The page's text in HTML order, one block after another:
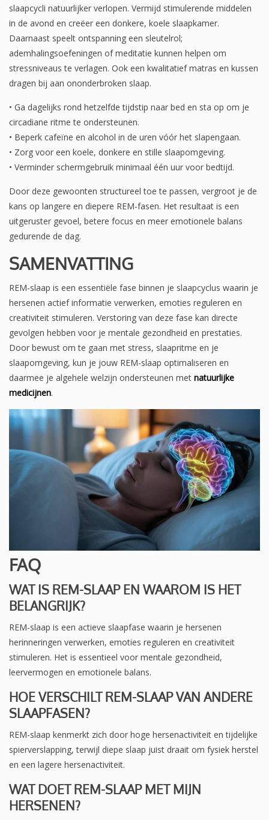
slaapcycli natuurlijker verlopen. Vermijd stimulerende middelen
in de avond en creëer een donkere, koele slaapkamer.
Daarnaast speelt ontspanning een sleutelrol;
ademhalingsoefeningen of meditatie kunnen helpen om
stressniveaus te verlagen. Ook een kwalitatief matras en kussen
dragen bij aan ononderbroken slaap.
• Ga dagelijks rond hetzelfde tijdstip naar bed en sta op om je
circadiane ritme te ondersteunen.
• Beperk cafeïne en alcohol in de uren vóór het slapengaan.
• Zorg voor een koele, donkere en stille slaapomgeving.
• Verminder schermgebruik minimaal één uur voor bedtijd.
Door deze gewoonten structureel toe te passen, vergroot je de
kans op langere en diepere REM-fasen. Het resultaat is een
uitgeruster gevoel, betere focus en meer emotionele balans
gedurende de dag.
SAMENVATTING
REM-slaap is een essentiële fase binnen je slaapcyclus waarin je
hersenen actief informatie verwerken, emoties reguleren en
creativiteit stimuleren. Verstoring van deze fase kan directe
gevolgen hebben voor je mentale gezondheid en prestaties.
Door bewust om te gaan met stress, slaapritme en je
slaapomgeving, kun je jouw REM-slaap optimaliseren en
daarmee je algehele welzijn ondersteunen met natuurlijke
medicijnen.
FAQ
WAT IS REM-SLAAP EN WAAROM IS HET
BELANGRIJK?
REM-slaap is een actieve slaapfase waarin je hersenen
herinneringen verwerken, emoties reguleren en creativiteit
stimuleren. Het is essentieel voor mentale gezondheid,
leervermogen en emotionele balans.
HOE VERSCHILT REM-SLAAP VAN ANDERE
SLAAPFASEN?
REM-slaap kenmerkt zich door hoge hersenactiviteit en tijdelijke
spierverslapping, terwijl diepe slaap juist draait om fysiek herstel
en een lagere hersenactiviteit.
WAT DOET REM-SLAAP MET MIJN
HERSENEN?